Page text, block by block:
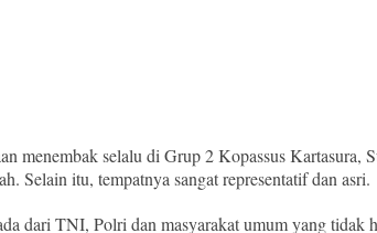
menembak selalu di Grup 2 Kopassus Kartasura,
Selain itu, tempatnya sangat representatif dan asri.
dari TNI, Polri dan masyarakat umum yang